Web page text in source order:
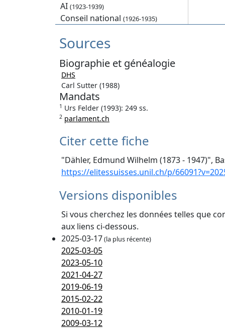
AI (1923-1939)
Conseil national (1926-1935)
Sources
Biographie et généalogie
DHS
Carl Sutter (1988)
Mandats
1 Urs Felder (1993): 249 ss.
2 parlament.ch
Citer cette fiche
"Dähler, Edmund Wilhelm (1873 - 1947)",
https://elitessuisses.unil.ch/p/
Versions disponibles
Si vous cherchez les données telles que
aux liens ci-dessous.
2025-03-17(la plus récente)
2025-03-05
2023-05-10
2021-04-27
2019-06-19
2015-02-22
2010-01-19
2009-03-12